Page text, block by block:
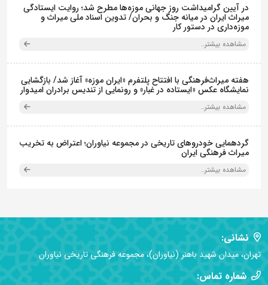
در آیین گرامیداشت روز جهانی موزه‌ها مطرح شد؛ روایت ایستادگی
میراث ایران در میانه جنگ و بحران/ تدوین اسناد ملی میراث و
موزه‌داری در دستور کار
مشاهده بیشتر..
هفته میراث‌فرهنگی با افتتاح پلتفرم «ایران موزه» آغاز شد/ بازگشایی
نمایشگاه عکس «ایستاده در غبار» و رونمایی از تندیس برادران امیدوار
مشاهده بیشتر..
گردهمایی خودروهای تاریخی در مجموعه نیاوران؛ اعتراض به تخریب
میراث فرهنگی ایران
مشاهده بیشتر..
نشانی:
تهران، میدان شهید باهنر (نیاوران)، مجموعه فرهنگی تاریخی نیاوران
شماره تماس: